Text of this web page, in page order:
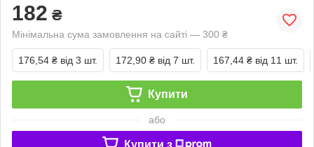
182 ₴
Мінімальна сума замовлення на сайті — 300 ₴
176,54 ₴ від 3 шт. 172,90 ₴ від 7 шт. 167,44 ₴ від 11 шт.
Купити
або
Купити з